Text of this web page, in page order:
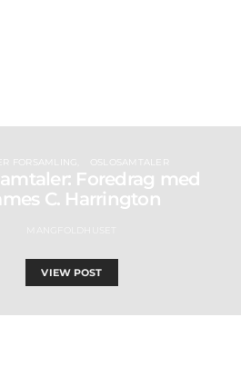
FORSAMLING OSLOSAMTALER
Foredrag med
C. Harrington
VIEW POST